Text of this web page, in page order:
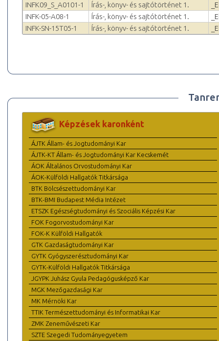
INFK09_S_A0101-1
Írás-, könyv- és sajtótörténet 1.
INFK-05-A08-1
Írás-, könyv- és sajtótörténet 1.
INFK-SN-15T05-1
Írás-, könyv- és sajtótörténet 1.
Képzések karonként
ÁJTK Állam- és Jogtudományi Kar
ÁJTK-KT Állam- és Jogtudományi Kar Kecskemét
ÁOK Általános Orvostudományi Kar
ÁOK-Külföldi Hallgatók Titkársága
BTK Bölcsészettudományi Kar
BTK-BMI Budapest Média Intézet
ETSZK Egészségtudományi és Szociális Képzési Kar
FOK Fogorvostudományi Kar
FOK-K Külföldi Hallgatók
GTK Gazdaságtudományi Kar
GYTK Gyógyszerésztudományi Kar
GYTK-Külföldi Hallgatók Titkársága
JGYPK Juhász Gyula Pedagógusképző Kar
MGK Mezőgazdasági Kar
MK Mérnöki Kar
TTIK Természettudományi és Informatikai Kar
ZMK Zeneművészeti Kar
SZTE Szegedi Tudományegyetem